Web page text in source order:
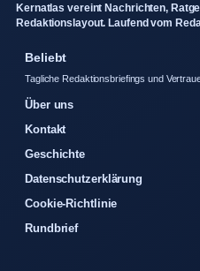
Kernatlas vereint Nachrichten,
Redaktionslayout. Laufend vom
Beliebt
Tagliche Redaktionsbriefings und
Über uns
Kontakt
Geschichte
Datenschutzerklärung
Cookie-Richtlinie
Rundbrief